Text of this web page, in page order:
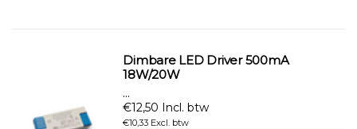
Dimbare LED Driver 500mA
18W/20W
...
€12,50 Incl. btw
€10,33 Excl. btw